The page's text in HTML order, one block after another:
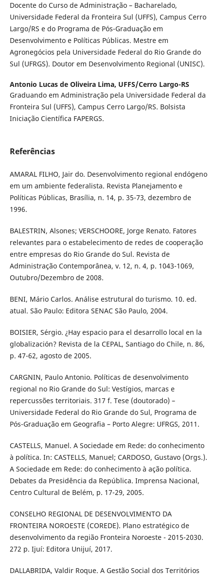
Docente do Curso de Administração – Bacharelado,
Universidade Federal da Fronteira Sul (UFFS), Campus Cerro
Largo/RS e do Programa de Pós-Graduação em
Desenvolvimento e Políticas Públicas. Mestre em
Agronegócios pela Universidade Federal do Rio Grande do
Sul (UFRGS). Doutor em Desenvolvimento Regional (UNISC).
Antonio Lucas de Oliveira Lima, UFFS/Cerro Largo-RS
Graduando em Administração pela Universidade Federal da
Fronteira Sul (UFFS), Campus Cerro Largo/RS. Bolsista
Iniciação Científica FAPERGS.
Referências
AMARAL FILHO, Jair do. Desenvolvimento regional endógeno
em um ambiente federalista. Revista Planejamento e
Políticas Públicas, Brasília, n. 14, p. 35-73, dezembro de
1996.
BALESTRIN, Alsones; VERSCHOORE, Jorge Renato. Fatores
relevantes para o estabelecimento de redes de cooperação
entre empresas do Rio Grande do Sul. Revista de
Administração Contemporânea, v. 12, n. 4, p. 1043-1069,
Outubro/Dezembro de 2008.
BENI, Mário Carlos. Análise estrutural do turismo. 10. ed.
atual. São Paulo: Editora SENAC São Paulo, 2004.
BOISIER, Sérgio. ¿Hay espacio para el desarrollo local en la
globalización? Revista de la CEPAL, Santiago do Chile, n. 86,
p. 47-62, agosto de 2005.
CARGNIN, Paulo Antonio. Políticas de desenvolvimento
regional no Rio Grande do Sul: Vestígios, marcas e
repercussões territoriais. 317 f. Tese (doutorado) –
Universidade Federal do Rio Grande do Sul, Programa de
Pós-Graduação em Geografia – Porto Alegre: UFRGS, 2011.
CASTELLS, Manuel. A Sociedade em Rede: do conhecimento
à política. In: CASTELLS, Manuel; CARDOSO, Gustavo (Orgs.).
A Sociedade em Rede: do conhecimento à ação política.
Debates da Presidência da República. Imprensa Nacional,
Centro Cultural de Belém, p. 17-29, 2005.
CONSELHO REGIONAL DE DESENVOLVIMENTO DA
FRONTEIRA NOROESTE (COREDE). Plano estratégico de
desenvolvimento da região Fronteira Noroeste - 2015-2030.
272 p. Ijuí: Editora Unijuí, 2017.
DALLABRIDA, Valdir Roque. A Gestão Social dos Territórios